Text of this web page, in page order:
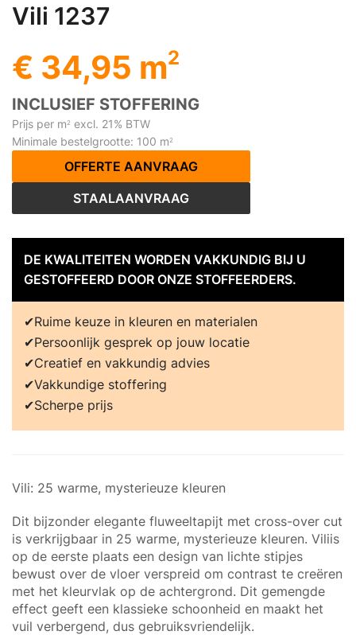
Vili 1237
€ 34,95 m2
INCLUSIEF STOFFERING
Prijs per m2 excl. 21% BTW
Minimale bestelgrootte: 100 m2
OFFERTE AANVRAAG
STAALAANVRAAG
DE KWALITEITEN WORDEN VAKKUNDIG BIJ U
GESTOFFEERD DOOR ONZE STOFFEERDERS.
Ruime keuze in kleuren en materialen
Persoonlijk gesprek op jouw locatie
Creatief en vakkundig advies
Vakkundige stoffering
Scherpe prijs
Vili: 25 warme, mysterieuze kleuren
Dit bijzonder elegante fluweeltapijt met cross-over cut
is verkrijgbaar in 25 warme, mysterieuze kleuren. Viliis
op de eerste plaats een design van lichte stipjes
bewust over de vloer verspreid om contrast te creëren
met het kleurvlak op de achtergrond. Dit gemengde
effect geeft een klassieke schoonheid en maakt het
vuil verbergend, dus gebruiksvriendelijk.